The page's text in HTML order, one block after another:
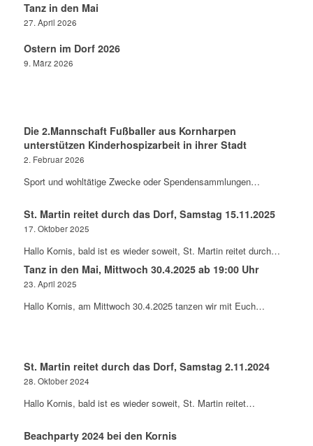
Tanz in den Mai
27. April 2026
Ostern im Dorf 2026
9. März 2026
Die 2.Mannschaft Fußballer aus Kornharpen
unterstützen Kinderhospizarbeit in ihrer Stadt
2. Februar 2026
Sport und wohltätige Zwecke oder Spendensammlungen…
St. Martin reitet durch das Dorf, Samstag 15.11.2025
17. Oktober 2025
Hallo Kornis, bald ist es wieder soweit, St. Martin reitet durch…
Tanz in den Mai, Mittwoch 30.4.2025 ab 19:00 Uhr
23. April 2025
Hallo Kornis, am Mittwoch 30.4.2025 tanzen wir mit Euch…
St. Martin reitet durch das Dorf, Samstag 2.11.2024
28. Oktober 2024
Hallo Kornis, bald ist es wieder soweit, St. Martin reitet…
Beachparty 2024 bei den Kornis